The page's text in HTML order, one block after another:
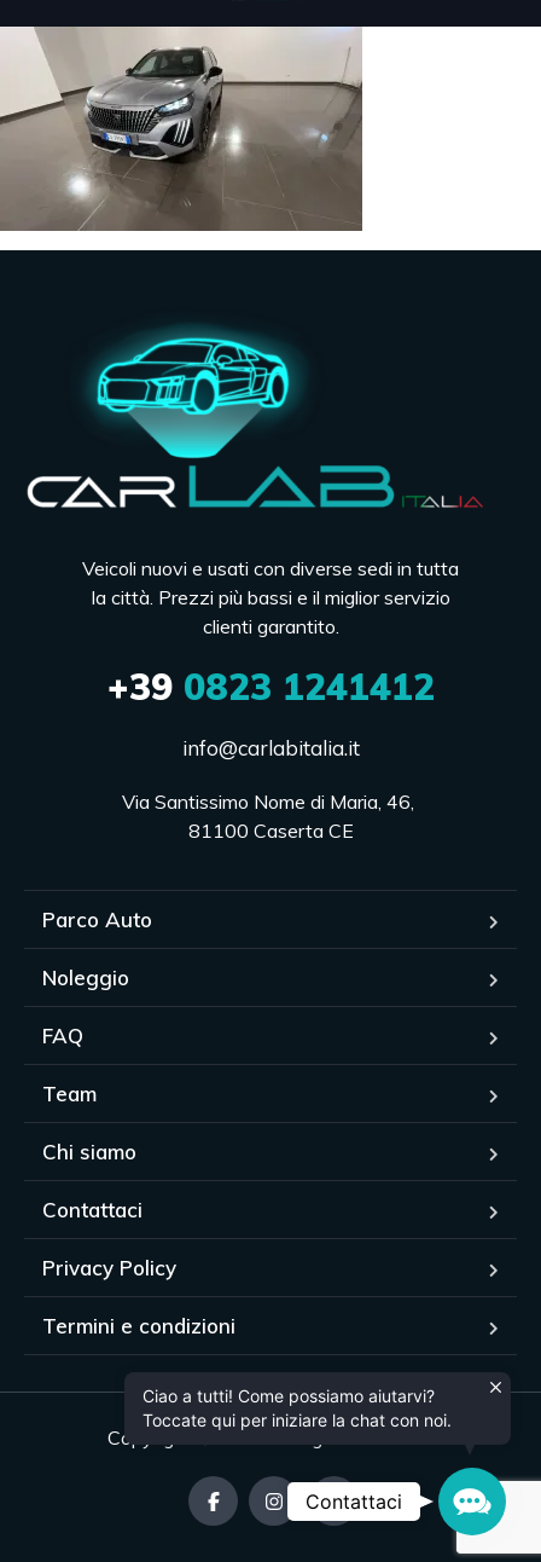
Veicoli nuovi e usati con diverse sedi in tutta
la città. Prezzi più bassi e il miglior servizio
clienti garantito.
+390823 1241412
info@carlabitalia.it
Via Santissimo Nome di Maria, 46,
81100 Caserta CE
Parco Auto
Noleggio
FAQ
Team
Chi siamo
Contattaci
Privacy Policy
Termini e condizioni
Copyright © 2024. All rights reserved.
Contattaci
Ciao a tutti! Come possiamo aiutarvi?
Toccate qui per iniziare la chat con noi.